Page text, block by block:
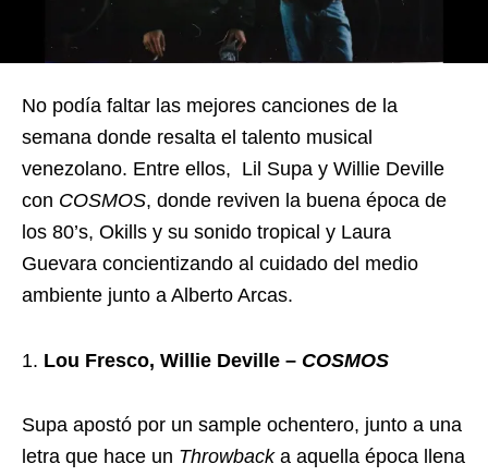
No podía faltar las mejores canciones de la
semana donde resalta el talento musical
venezolano. Entre ellos, Lil Supa y Willie Deville
con COSMOS, donde reviven la buena época de
los 80’s, Okills y su sonido tropical y Laura
Guevara concientizando al cuidado del medio
ambiente junto a Alberto Arcas.
Lou Fresco, Willie Deville – COSMOS
Supa apostó por un sample ochentero, junto a una
letra que hace un Throwbacka aquella época llena